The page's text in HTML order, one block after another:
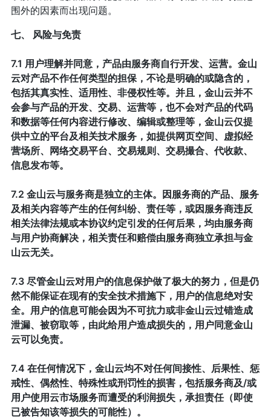
围外的因素而出现问题。
七、 风险与免责
7.1 用户理解并同意，产品由服务商自行开发、运营。金山
云对产品不作任何类型的担保，不论是明确的或隐含的，
包括其真实性、适用性、非侵权性等。并且，金山云并不
会参与产品的开发、交易、运营等，也不会对产品的代码
和数据等任何内容进行修改、编辑或整理等，金山云仅提
供中立的平台及相关技术服务，如提供网页空间、虚拟经
营场所、网络交易平台、交易规则、交易撮合、代收款、
信息发布等。
7.2 金山云与服务商是独立的主体。因服务商的产品、服务
及相关内容等产生的任何纠纷、责任等，或因服务商违反
相关法律法规或本协议约定引发的任何后果，均由服务商
与用户协商解决，相关责任和赔偿由服务商独立承担与金
山云无关。
7.3 尽管金山云对用户的信息保护做了极大的努力，但是仍
然不能保证在现有的安全技术措施下，用户的信息绝对安
全。用户的信息可能会因为不可抗力或非金山云过错造成
泄漏、被窃取等，由此给用户造成损失的，用户同意金山
云可以免责。
7.4 在任何情况下，金山云均不对任何间接性、后果性、惩
戒性、偶然性、特殊性或刑罚性的损害，包括服务商及/或
用户使用云市场服务而遭受的利润损失，承担责任（即使
已被告知该等损失的可能性）。